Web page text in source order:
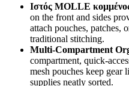
Ιστός MOLLE
on the front and sides
attach pouches, patches,
traditional stitching.
Multi-Compartment
compartment, quick-
mesh pouches keep gear
supplies neatly sorted.